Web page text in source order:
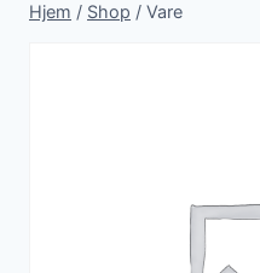
Hjem / Shop / Vare